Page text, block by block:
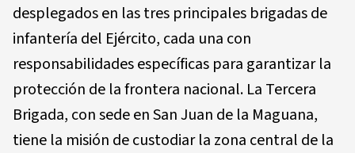
desplegados en las tres principales brigadas de
infantería del Ejército, cada una con
responsabilidades específicas para garantizar la
protección de la frontera nacional. La Tercera
Brigada, con sede en San Juan de la Maguana,
tiene la misión de custodiar la zona central de la